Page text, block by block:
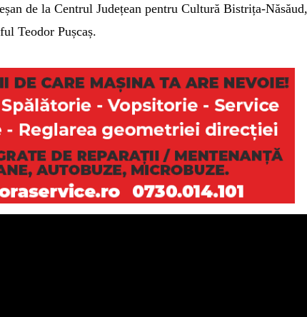
de la Centrul Județean pentru Cultură Bistrița-Năsăud,
Teodor Pușcaș.